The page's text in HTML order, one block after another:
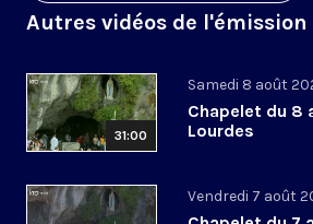
Autres vidéos de l'émission
31:00
Samedi 8 août
Chapelet du 8
Lourdes
Vendredi 7 août